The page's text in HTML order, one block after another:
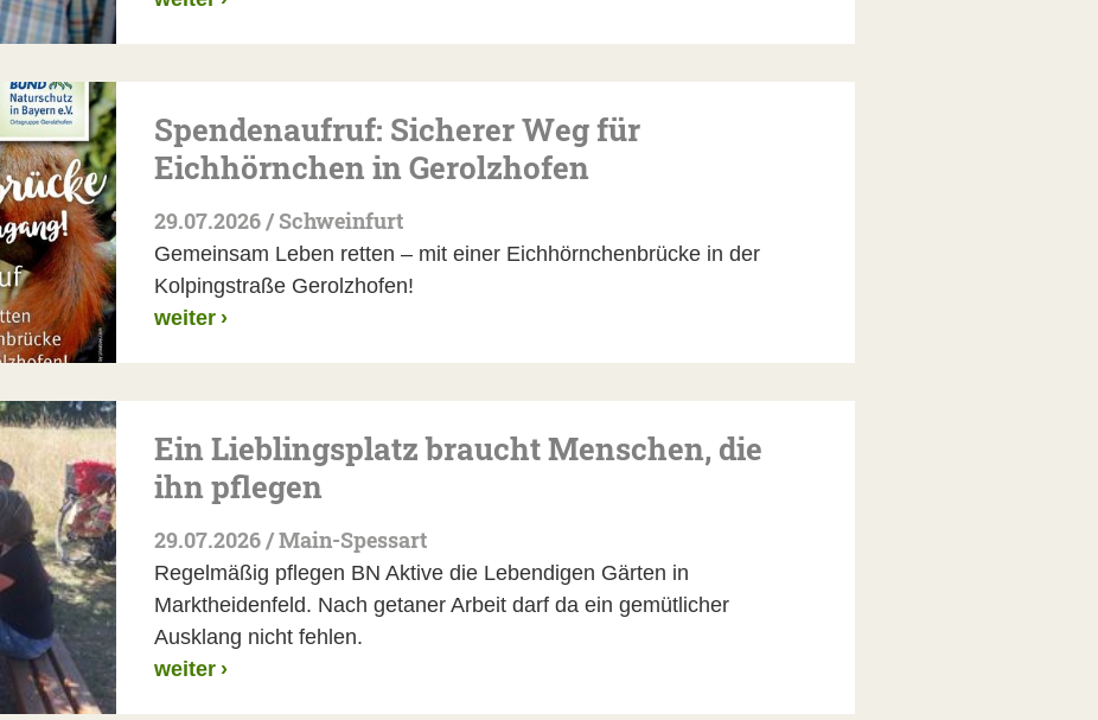
Spendenaufruf: Sicherer Weg für
Eichhörnchen in Gerolzhofen
29.07.2026 / Schweinfurt
Gemeinsam Leben retten – mit einer Eichhörnchenbrücke in der
Kolpingstraße Gerolzhofen!
weiter ›
Ein Lieblingsplatz braucht Menschen, die
ihn pflegen
29.07.2026 / Main-Spessart
Regelmäßig pflegen BN Aktive die Lebendigen Gärten in
Marktheidenfeld. Nach getaner Arbeit darf da ein gemütlicher
Ausklang nicht fehlen.
weiter ›